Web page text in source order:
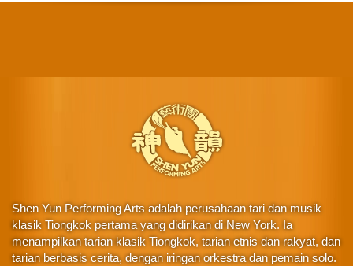
Shen Yun Performing Arts adalah perusahaan tari dan musik
klasik Tiongkok pertama yang didirikan di New York. Ia
menampilkan tarian klasik Tiongkok, tarian etnis dan rakyat, dan
tarian berbasis cerita, dengan iringan orkestra dan pemain solo.